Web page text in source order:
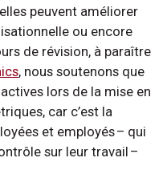
peuvent améliorer
ou encore
de révision, à paraître
, nous soutenons que
lors de la mise en
car c’est la
et employés – qui
sur leur travail –